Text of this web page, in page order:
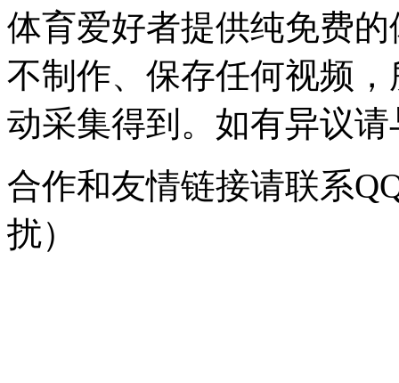
体育爱好者提供纯免费
不制作、保存任何视频
动采集得到。如有异议
合作和友情链接请联系
扰）